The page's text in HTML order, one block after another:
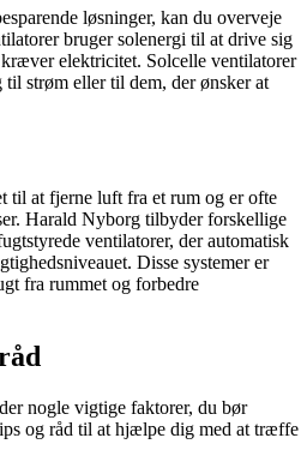
løsninger, kan du overveje
bruger solenergi til at drive sig
elektricitet. Solcelle ventilatorer
til strøm eller til dem, der ønsker at
til at fjerne luft fra et rum og er ofte
Harald Nyborg tilbyder forskellige
ventilatorer, der automatisk
Disse systemer er
fra rummet og forbedre
nogle vigtige faktorer, du bør
og råd til at hjælpe dig med at træffe